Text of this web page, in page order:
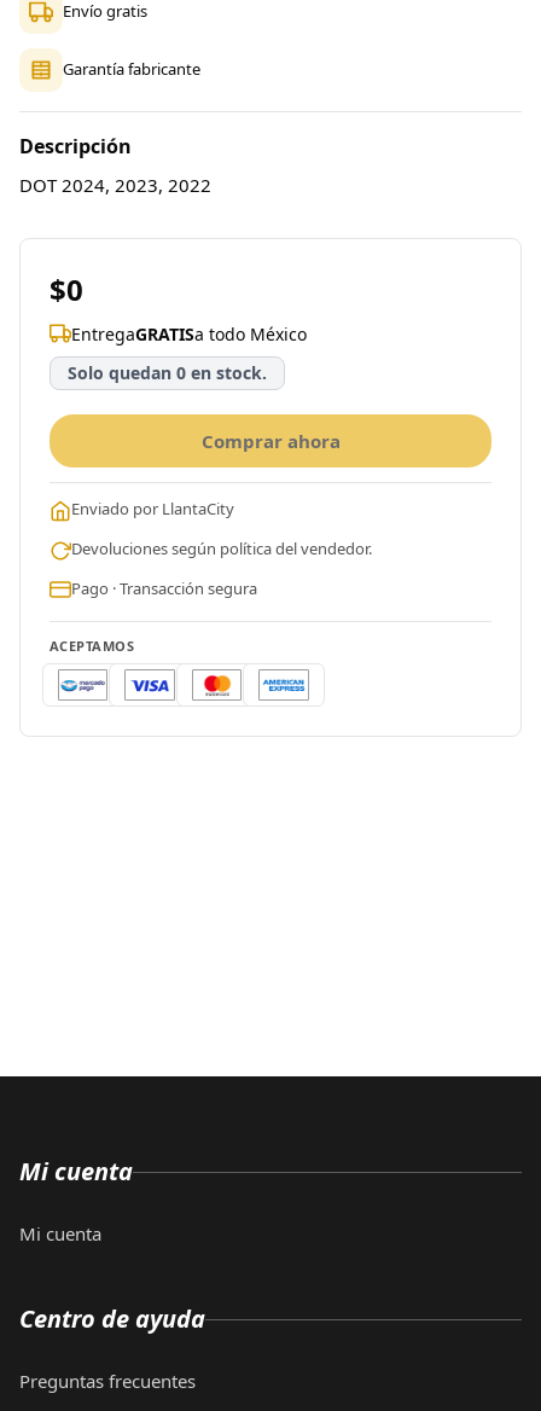
Envío gratis
Garantía fabricante
Descripción
DOT 2024, 2023, 2022
$0
EntregaGRATISa todo México
Solo quedan 0 en stock.
Comprar ahora
Enviado por LlantaCity
Devoluciones según política del vendedor.
Pago · Transacción segura
ACEPTAMOS
Mi cuenta
Mi cuenta
Centro de ayuda
Preguntas frecuentes